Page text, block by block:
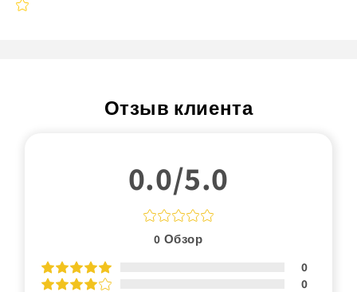
Отзыв клиента
0.0/5.0
0 Обзор
0
0